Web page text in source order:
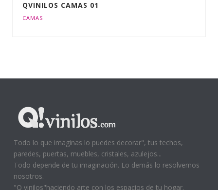
QVINILOS CAMAS 01
CAMAS
Todo lo que imaginas lo puedes decorar", tus techos,
paredes, puertas, muebles, cristales, azulejos...
Todo depende de tu imaginación. Lo demás lo resolvemos
nosotros.
"Q vinilos"haciendo arte con los espacios de tu hogar.